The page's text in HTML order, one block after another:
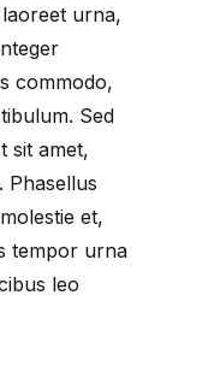
urna,
commodo,
Sed
sit amet,
Phasellus
et,
tempor urna
leo